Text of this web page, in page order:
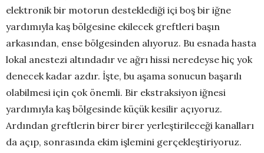
elektronik bir motorun desteklediği içi boş bir iğne
yardımıyla kaş bölgesine ekilecek greftleri başın
arkasından, ense bölgesinden alıyoruz. Bu esnada hasta
lokal anestezi altındadır ve ağrı hissi neredeyse hiç yok
denecek kadar azdır. İşte, bu aşama sonucun başarılı
olabilmesi için çok önemli. Bir ekstraksiyon iğnesi
yardımıyla kaş bölgesinde küçük kesilir açıyoruz.
Ardından greftlerin birer birer yerleştirileceği kanalları
da açıp, sonrasında ekim işlemini gerçekleştiriyoruz.